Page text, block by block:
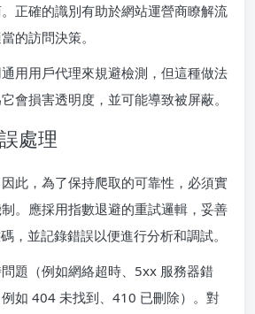
正確的識別有助於網站運營商瞭解流
的訪問決策。
用用戶代理來規避檢測，但這種做法
會損害透明度，並可能導致被屏蔽。
處理
此，為了保持爬取的可靠性，必須實
。應採用指數退避的重試邏輯，妥善
，並記錄錯誤以便進行分析和調試。
題（例如網絡超時、5xx 服務器錯
如 404 未找到、410 已刪除）。對